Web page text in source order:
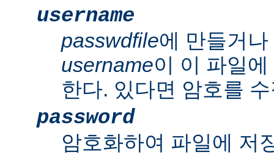
username
passwdfile에 만들거
username이 이 파일
한다. 있다면 암호를
password
암호화하여 파일에 저